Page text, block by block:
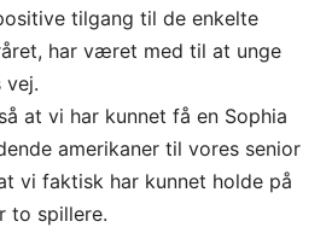
tilgang til de enkelte
har været med til at unge
vej.
at vi har kunnet få en Sophia
amerikaner til vores senior
vi faktisk har kunnet holde på
to spillere.